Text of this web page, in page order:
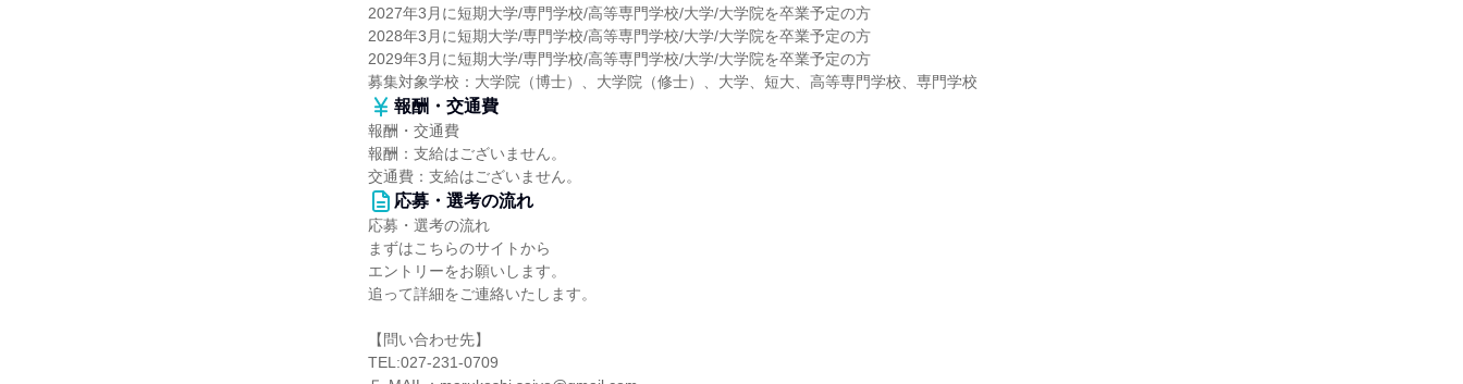
2027年3月に短期大学/専門学校/高等専門学校/大学/大学院を卒業予定の方
2028年3月に短期大学/専門学校/高等専門学校/大学/大学院を卒業予定の方
2029年3月に短期大学/専門学校/高等専門学校/大学/大学院を卒業予定の方
募集対象学校：大学院（博士）、大学院（修士）、大学、短大、高等専門学校、専門学校
報酬・交通費
報酬・交通費
報酬：支給はございません。
交通費：支給はございません。
応募・選考の流れ
応募・選考の流れ
まずはこちらのサイトから
エントリーをお願いします。
追って詳細をご連絡いたします。
【問い合わせ先】
TEL:027-231-0709